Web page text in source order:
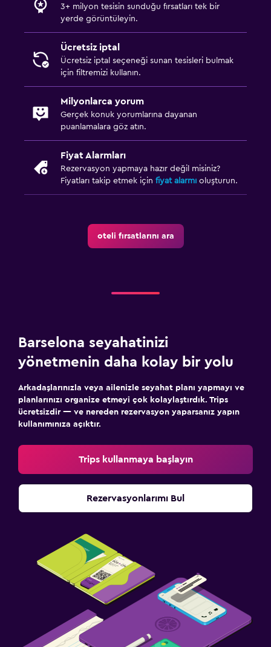
3+ milyon tesisin sunduğu fırsatları tek bir
yerde görüntüleyin.
Ücretsiz iptal
Ücretsiz iptal seçeneği sunan tesisleri bulmak
için filtremizi kullanın.
Milyonlarca yorum
Gerçek konuk yorumlarına dayanan
puanlamalara göz atın.
Fiyat Alarmları
Rezervasyon yapmaya hazır değil misiniz?
Fiyatları takip etmek için fiyat alarmı oluşturun.
oteli fırsatlarını ara
Barselona seyahatinizi
yönetmenin daha kolay bir yolu
Arkadaşlarınızla veya ailenizle seyahat planı yapmayı ve
planlarınızı organize etmeyi çok kolaylaştırdık. Trips
ücretsizdir — ve nereden rezervasyon yaparsanız yapın
kullanımınıza açıktır.
Trips kullanmaya başlayın
Rezervasyonlarımı Bul